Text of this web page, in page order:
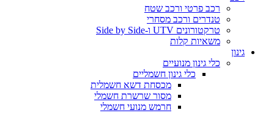
רכב פרטי ורכב שטח
טנדרים ורכב מסחרי
טרקטורונים UTV ו-Side by Side
משאיות קלות
גינון
כלי גינון מנועיים
כלי גינון חשמליים
מכסחת דשא חשמלית
מסור שרשרת חשמלי
חרמש מנועי חשמלי